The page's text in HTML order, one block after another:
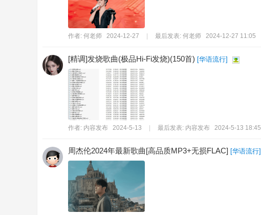
作者: 何老师 2024-12-27 最后发表: 何老师 2024-12-27 11:05
[精调]发烧歌曲(极品Hi-Fi发烧)(150首) [华语流行]
作者: 内容发布 2024-5-13 最后发表: 内容发布 2024-5-13 18:45
周杰伦2024年最新歌曲[高品质MP3+无损FLAC] [华语流行]